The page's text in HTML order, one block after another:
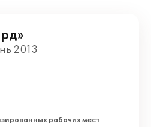
2013
рабочих мест